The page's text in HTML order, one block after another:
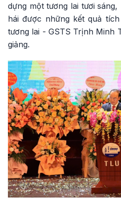
dựng một tương lai tươi
hái được những kết quả
tương lai - GSTS Trịnh Minh
giảng.